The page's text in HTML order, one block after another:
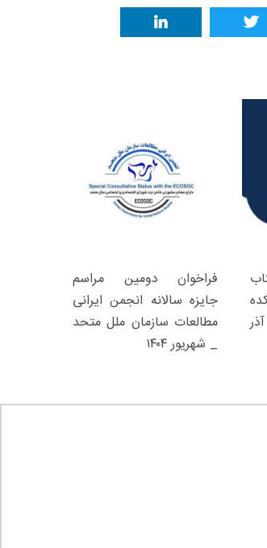
فراخوان دومین مراسم
جایزه سالانه انجمن ایرانی
مطالعات سازمان ملل متحد
_ شهریور ۱۴۰۴